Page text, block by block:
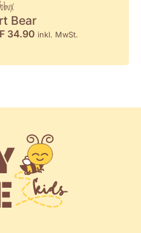
Bear
34.90 inkl. MwSt.